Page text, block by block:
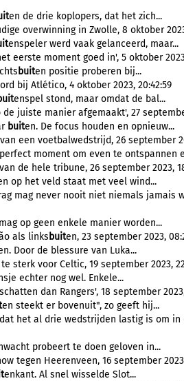
en de drie koplopers, dat het zich...
overwinning in Zwolle, 8 oktober
enspeler werd vaak gelanceerd, maar...
eerste moment goed in', 5 oktober
buiten positie proberen bij...
bij Atlético, 4 oktober 2023, 20:42:59
enspel stond, maar omdat de bal...
juiste manier afgemaakt', 27
buiten. De focus houden en opnieuw...
een voetbalwedstrijd, 26 september
moment om even te ontspannen
de hele tribune, 26 september 2023,
op het veld staat met veel wind...
mag never nooit niet niemals jamais
op geen enkele manier worden...
als links buiten, 23 september 2023,
Door de blessure van Luka...
sterk voor Celtic, 19 september 2023,
echter nog wel. Enkele...
dan Rangers', 18 september 2023,
en steekt er bovenuit", zo geeft hij...
het al drie wedstrijden lastig is om in
probeert te doen geloven in...
tegen Heerenveen, 16 september
enkant. Al snel wisselde Slot...